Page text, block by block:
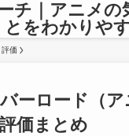
チ｜アニメの
とをわかりや
価
ーロード（
価まとめ